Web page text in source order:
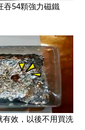
吞54顆強力磁鐵
效，以後不用買洗